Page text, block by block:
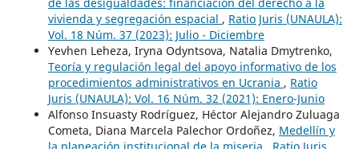
vivienda y segregación espacial , Ratio Juris (UNAULA):
Vol. 18 Núm. 37 (2023): Julio - Diciembre
Yevhen Leheza, Iryna Odyntsova, Natalia Dmytrenko,
Teoría y regulación legal del apoyo informativo de los
procedimientos administrativos en Ucrania , Ratio
Juris (UNAULA): Vol. 16 Núm. 32 (2021): Enero-Junio
Alfonso Insuasty Rodríguez, Héctor Alejandro Zuluaga
Cometa, Diana Marcela Palechor Ordoñez, Medellín y
la planeación institucional de la miseria
Ratio Juris